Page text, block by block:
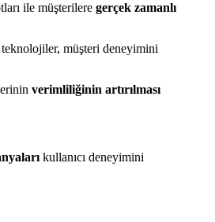
ile müşterilere gerçek zamanlı
müşteri deneyimini
verimliliğinin artırılması
kullanıcı deneyimini